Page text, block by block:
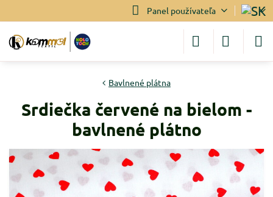
Panel používateľa
Bavlnené plátna
Srdiečka červené na bielom -
bavlnené plátno